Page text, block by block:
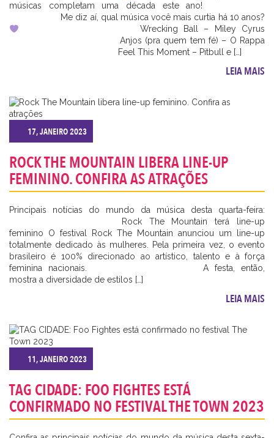
músicas completam uma década este ano! ⠀⠀⠀⠀⠀⠀⠀⠀⠀
⠀⠀⠀⠀⠀⠀⠀⠀ Me diz aí, qual música você mais curtia há 10 anos?
⠀⠀⠀⠀⠀⠀⠀⠀⠀ ⠀⠀⠀⠀⠀⠀⠀⠀ Wrecking Ball – Miley Cyrus
⠀⠀⠀⠀⠀⠀⠀⠀⠀ ⠀⠀⠀⠀⠀⠀⠀⠀ Anjos (pra quem tem fé) – O Rappa
⠀⠀⠀⠀⠀⠀⠀⠀⠀ ⠀⠀⠀⠀⠀⠀⠀⠀ Feel This Moment – Pitbull e […]
LEIA MAIS
17, JANEIRO 2023
ROCK THE MOUNTAIN LIBERA LINE-UP
FEMININO. CONFIRA AS ATRAÇÕES
Principais notícias do mundo da música desta quarta-feira:
⠀⠀⠀⠀⠀⠀⠀⠀⠀ ⠀⠀⠀⠀⠀⠀⠀ Rock The Mountain terá line-up
feminino O festival Rock The Mountain anunciou um line-up
totalmente dedicado às mulheres. Pela primeira vez, o evento
brasileiro é 100% direcionado ao artístico, talento e à força
feminina nacionais. ⠀⠀⠀⠀⠀⠀⠀⠀⠀ ⠀⠀⠀⠀⠀⠀⠀ A festa, então,
mostra a diversidade de estilos […]
LEIA MAIS
11, JANEIRO 2023
TAG CIDADE: FOO FIGHTES ESTÁ
CONFIRMADO NO FESTIVAL THE TOWN 2023